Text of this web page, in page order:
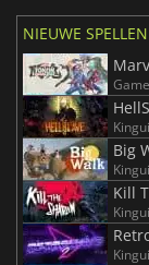
NIEUWE SPELLEN
Big
Kill